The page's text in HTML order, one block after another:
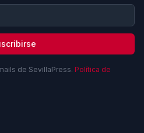
de SevillaPress. Política de